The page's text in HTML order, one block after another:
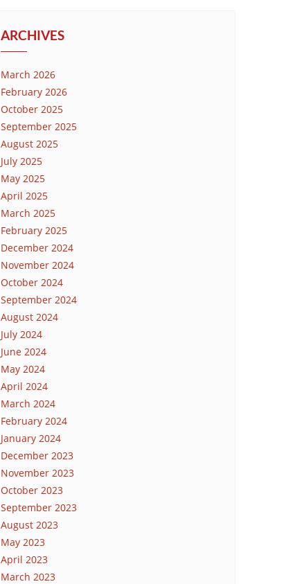
ARCHIVES
March 2026
February 2026
October 2025
September 2025
August 2025
July 2025
May 2025
April 2025
March 2025
February 2025
December 2024
November 2024
October 2024
September 2024
August 2024
July 2024
June 2024
May 2024
April 2024
March 2024
February 2024
January 2024
December 2023
November 2023
October 2023
September 2023
August 2023
May 2023
April 2023
March 2023